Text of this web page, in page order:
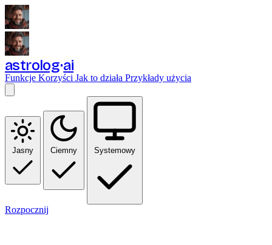
astrolog ai
Funkcje Korzyści Jak to działa Przykłady użycia
Jasny Ciemny Systemowy
Rozpocznij